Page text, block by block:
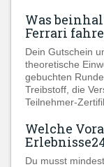
Was
Ferrari
Dein Gutschein
theoretische
gebuchten
Treibstoff, die
Teilnehmer-
Welche
Du musst